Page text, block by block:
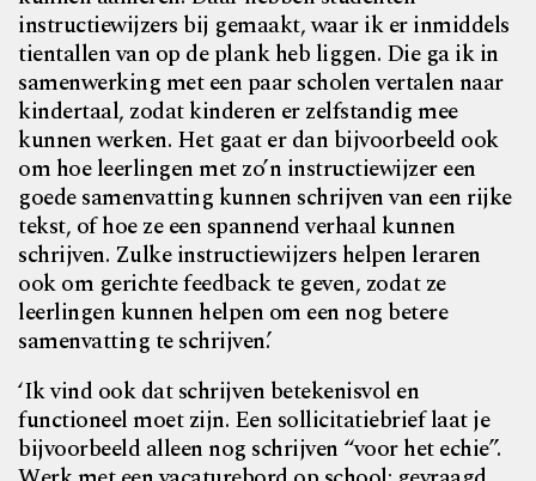
instructiewijzers bij gemaakt, waar ik er inmiddels
tientallen van op de plank heb liggen. Die ga ik in
samenwerking met een paar scholen vertalen naar
kindertaal, zodat kinderen er zelfstandig mee
kunnen werken. Het gaat er dan bijvoorbeeld ook
om hoe leerlingen met zo’n instructiewijzer een
goede samenvatting kunnen schrijven van een rijke
tekst, of hoe ze een spannend verhaal kunnen
schrijven. Zulke instructiewijzers helpen leraren
ook om gerichte feedback te geven, zodat ze
leerlingen kunnen helpen om een nog betere
samenvatting te schrijven.’
‘Ik vind ook dat schrijven betekenisvol en
functioneel moet zijn. Een sollicitatiebrief laat je
bijvoorbeeld alleen nog schrijven “voor het echie”.